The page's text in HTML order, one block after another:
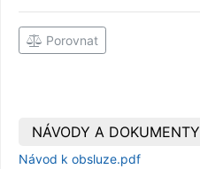
Porovnat
NÁVODY A DOKUMENTY
Návod k obsluze.pdf